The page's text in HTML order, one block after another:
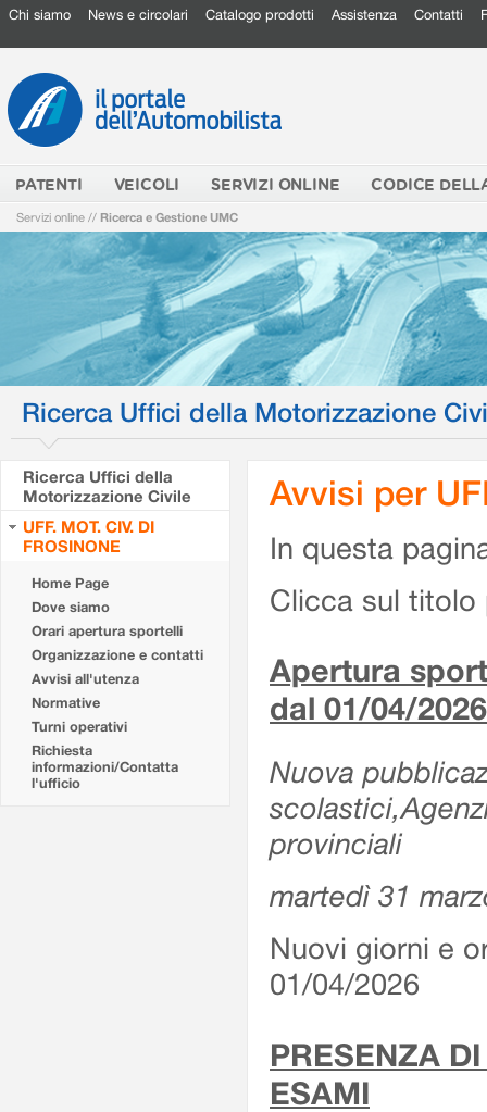
Chi siamo News e circolari Catalogo prodotti Assistenza Contatti
PATENTI VEICOLI SERVIZI ONLINE CODICE
Servizi online // Ricerca e Gestione UMC
Ricerca Uffici della Motorizzazione
Ricerca Uffici della
Motorizzazione Civile
UFF. MOT. CIV. DI
FROSINONE
Home Page
Dove siamo
Orari apertura sportelli
Organizzazione e contatti
Avvisi all'utenza
Normative
Turni operativi
Richiesta
informazioni/Contatta
l'ufficio
Avvisi per
In questa
Clicca sul titolo
Apertura
dal 01/04/2026
Nuova
provinciali
martedì 31
Nuovi giorni e
01/04/2026
PRESENZA
ESAMI